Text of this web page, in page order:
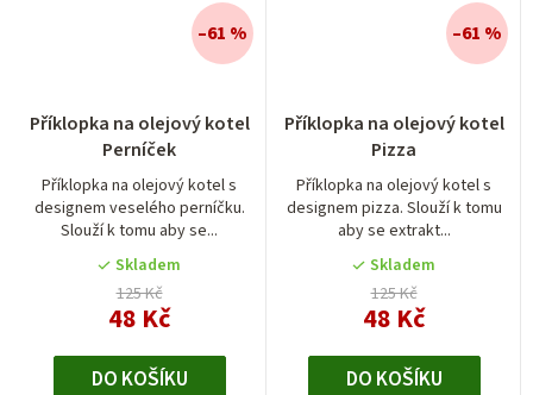
Příklopka na olejový kotel
Perníček
Příklopka na olejový kotel s
designem veselého perníčku.
Slouží k tomu aby se...
Skladem
125 Kč
48 Kč
–61 %
DO KOŠÍKU
Příklopka na olejový kotel
Pizza
Příklopka na olejový kotel s
designem pizza. Slouží k tomu
aby se extrakt...
Skladem
125 Kč
48 Kč
–61 %
DO KOŠÍKU